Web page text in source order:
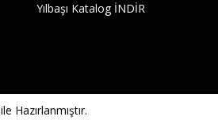
Yılbaşı Katalog İNDİR
ile Hazırlanmıştır.